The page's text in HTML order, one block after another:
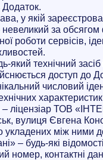
у якій
невеликий за
роботи сервісів,
який технічний
доступ до
числовий
ліцензіар ТОВ
вулиця Євгена
укладених між ними
– будь-які
номер, контактні